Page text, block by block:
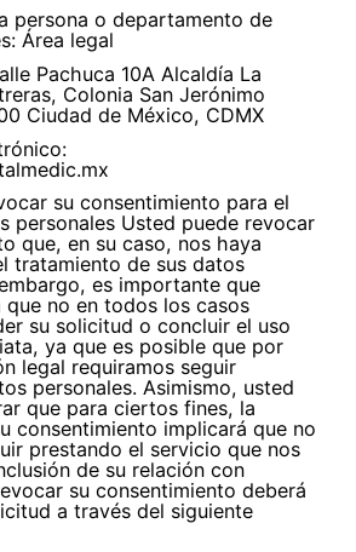
persona o departamento de
Área legal
Pachuca 10A Alcaldía La
Colonia San Jerónimo
Ciudad de México, CDMX
su consentimiento para el
personales Usted puede revocar
que, en su caso, nos haya
tratamiento de sus datos
es importante que
que no en todos los casos
su solicitud o concluir el uso
ya que es posible que por
legal requiramos seguir
personales. Asimismo, usted
que para ciertos fines, la
consentimiento implicará que no
prestando el servicio que nos
de su relación con
su consentimiento deberá
a través del siguiente